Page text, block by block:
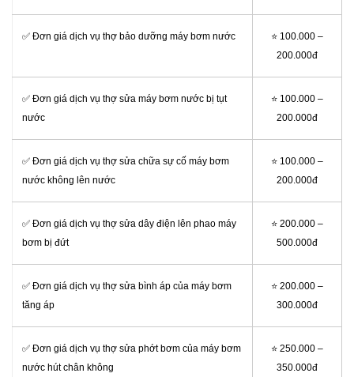
✅ Đơn giá dịch vụ thợ bảo dưỡng máy bơm nước
⭐ 100.000 –
200.000đ
✅ Đơn giá dịch vụ thợ sửa máy bơm nước bị tụt
nước
⭐ 100.000 –
200.000đ
✅ Đơn giá dịch vụ thợ sửa chữa sự cố máy bơm
nước không lên nước
⭐ 100.000 –
200.000đ
✅ Đơn giá dịch vụ thợ sửa dây điện lên phao máy
bơm bị đứt
⭐ 200.000 –
500.000đ
✅ Đơn giá dịch vụ thợ sửa bình áp của máy bơm
tăng áp
⭐ 200.000 –
300.000đ
✅ Đơn giá dịch vụ thợ sửa phớt bơm của máy bơm
nước hút chân không
⭐ 250.000 –
350.000đ